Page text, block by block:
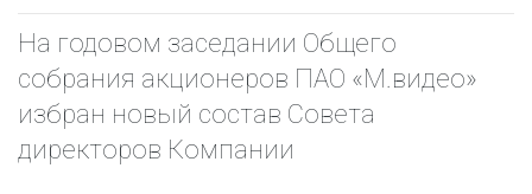
На годовом заседании Общего
собрания акционеров ПАО «М.видео»
избран новый состав Совета
директоров Компании